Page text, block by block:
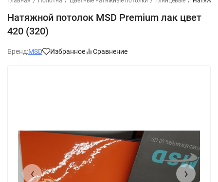
Натяжной потолок MSD Premium лак цвет
420 (320)
Бренд:MSD Избранное Сравнение
‹ ›